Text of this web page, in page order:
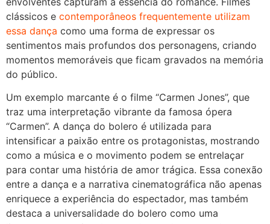
clássicos e contemporâneos frequentemente utilizam
essa dança como uma forma de expressar os
sentimentos mais profundos dos personagens, criando
momentos memoráveis que ficam gravados na memória
do público.
Um exemplo marcante é o filme “Carmen Jones”, que
traz uma interpretação vibrante da famosa ópera
“Carmen”. A dança do bolero é utilizada para
intensificar a paixão entre os protagonistas, mostrando
como a música e o movimento podem se entrelaçar
para contar uma história de amor trágica. Essa conexão
entre a dança e a narrativa cinematográfica não apenas
enriquece a experiência do espectador, mas também
destaca a universalidade do bolero como uma